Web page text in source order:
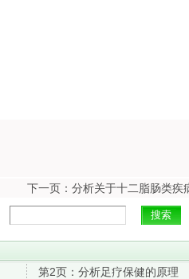
下一页：分析关于十二脂肠类疾
第2页： 分析足疗保健的原理